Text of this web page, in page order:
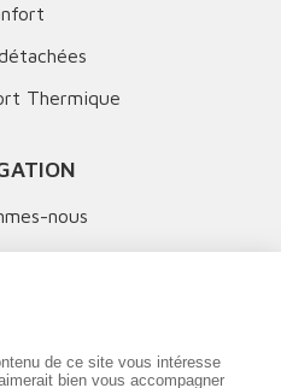
Thermique
nous
légales